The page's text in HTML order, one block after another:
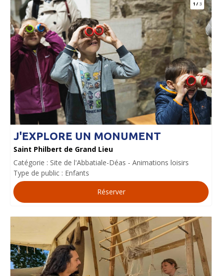
1/ 3
J'EXPLORE UN MONUMENT
Saint Philbert de Grand Lieu
Catégorie : Site de l'Abbatiale-Déas
Animations loisirs
Type de public : Enfants
Réserver